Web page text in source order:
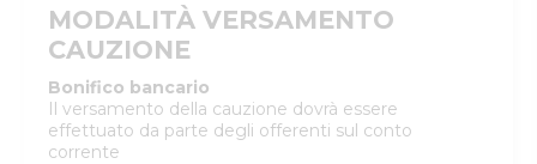
MODALITÀ VERSAMENTO
CAUZIONE
Bonifico bancario
Il versamento della cauzione dovrà essere
effettuato da parte degli offerenti sul conto
corrente